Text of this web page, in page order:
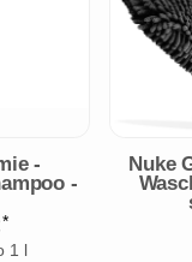
-
-
*
l
Nuke